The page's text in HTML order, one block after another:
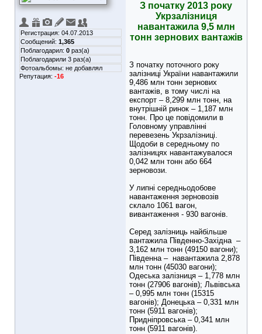
Регистрация: 04.07.2013
Сообщений: 1,365
Поблагодарил: 0 раз(а)
Поблагодарили 3 раз(а)
Фотоальбомы: не добавлял
Репутация: -16
З початку 2013 року
Укрзалізниця
навантажила 9,5 млн
тонн зернових вантажів
З початку поточного року
залізниці України навантажили
9,486 млн тонн зернових
вантажів, в тому числі на
експорт – 8,299 млн тонн, на
внутрішній ринок – 1,187 млн
тонн. Про це повідомили в
Головному управлінні
перевезень Укрзалізниці.
Щодоби в середньому по
залізницях навантажувалося
0,042 млн тонн або 664
зерновози.
У липні середньодобове
навантаження зерновозів
склало 1061 вагон,
вивантаження - 930 вагонів.
Серед залізниць найбільше
вантажила Південно-Західна –
3,162 млн тонн (49150 вагони);
Південна – навантажила 2,878
млн тонн (45030 вагони);
Одеська залізниця – 1,778 млн
тонн (27906 вагонів); Львівська
– 0,995 млн тонн (15315
вагонів); Донецька – 0,331 млн
тонн (5911 вагонів);
Придніпровська – 0,341 млн
тонн (5911 вагонів).